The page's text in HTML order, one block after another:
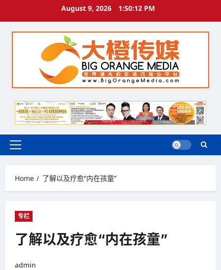
August 9, 2026 1:50:13 PM
Primary
Home
了解以及疗愈“内在孩童”
专栏
了解以及疗愈“内在孩童”
admin